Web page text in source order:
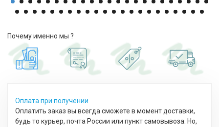
Почему именно мы ?
Оплата при получении
Оплатить заказ вы всегда сможете в момент доставки,
будь то курьер, почта России или пункт самовывоза. Но,